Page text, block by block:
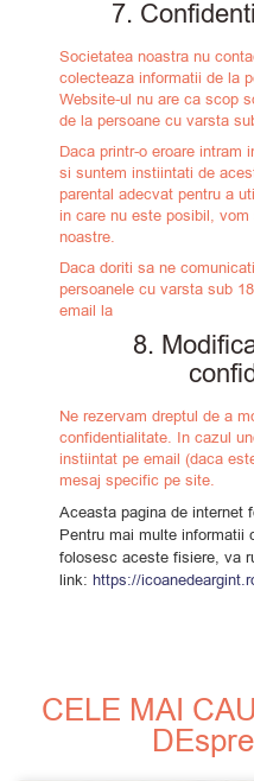
7.
Societatea noastra nu
colecteaza informatii de la
Website-ul nu are ca scop
de la persoane cu varsta
Daca printr-o eroare intram
si suntem instiintati de
parental adecvat pentru a
in care nu este posibil,
noastre.
Daca doriti sa ne
persoanele cu varsta sub
email la
8.
Ne rezervam dreptul de a
confidentialitate. In cazul
instiintat pe email (daca
mesaj specific pe site.
Aceasta pagina de internet
Pentru mai multe informatii
folosesc aceste fisiere, va
link: https://
CELE MAI